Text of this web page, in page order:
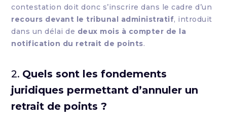
contestation doit donc s’inscrire dans le cadre d’un
recours devant le tribunal administratif, introduit
dans un délai de deux mois à compter de la
notification du retrait de points.
2. Quels sont les fondements
juridiques permettant d’annuler un
retrait de points ?